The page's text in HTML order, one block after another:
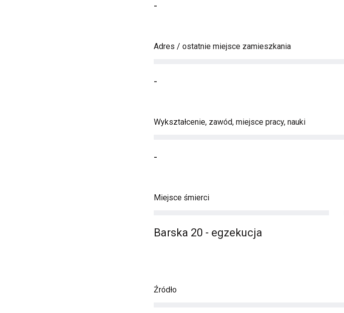
-
Adres / ostatnie miejsce zamieszkania
-
Wykształcenie, zawód, miejsce pracy, nauki
-
Miejsce śmierci
Barska 20 - egzekucja
Źródło